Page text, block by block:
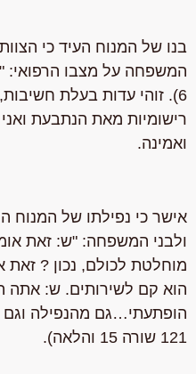
בנו של המנוח העיד כי
המשפחה על מצבו הרפואי:
6). זוהי עדות בעלת
רישומיות מאת הנתבעת
ואמינה.
אישר כי נפילתו של המנוח
ולבני המשפחה: "ש: זאת
מוחלטת לכולם, נכון ?
הוא קם לשירותים. ש: אתה
הופתעתי…גם מהנפילה וגם
121 שורה 15 והלאה).